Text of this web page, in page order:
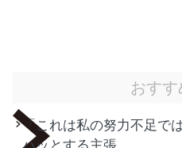
おす
「これは私の努力不足で